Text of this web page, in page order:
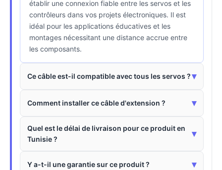
établir une connexion fiable entre les servos et les
contrôleurs dans vos projets électroniques. Il est
idéal pour les applications éducatives et les
montages nécessitant une distance accrue entre
les composants.
Ce câble est-il compatible avec tous les servos ?▾
Comment installer ce câble d'extension ? ▾
Quel est le délai de livraison pour ce produit en
Tunisie ?
▾
Y a-t-il une garantie sur ce produit ? ▾